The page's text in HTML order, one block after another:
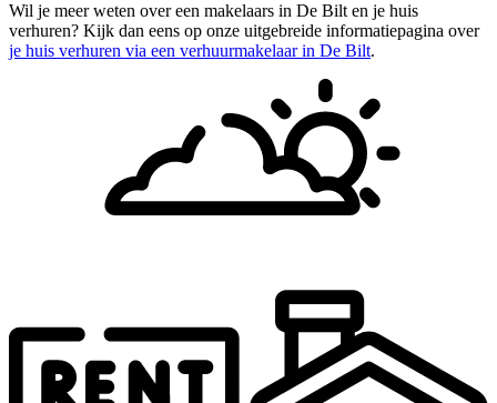
Wil je meer weten over een makelaars in De Bilt en je huis
verhuren? Kijk dan eens op onze uitgebreide informatiepagina over
je huis verhuren via een verhuurmakelaar in De Bilt.